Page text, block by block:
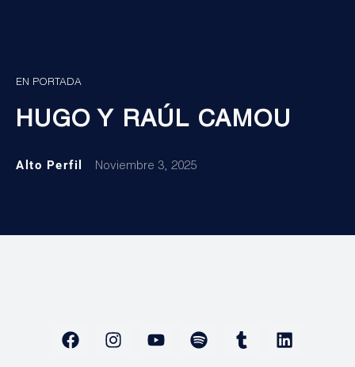
EN PORTADA
HUGO Y RAÚL CAMOU
Alto Perfil Noviembre 3, 2025